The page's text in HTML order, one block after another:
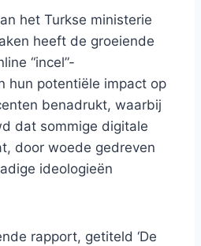
het Turkse ministerie
heeft de groeiende
“incel”-
hun potentiële impact op
benadrukt, waarbij
dat sommige digitale
door woede gedreven
ideologieën
rapport, getiteld ‘De